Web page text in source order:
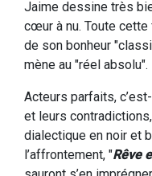
Jaime dessine très
cœur à nu. Toute
de son bonheur
mène au "réel absolu".
Acteurs parfaits,
et leurs
dialectique en noir et
l’affrontement, "Rêve